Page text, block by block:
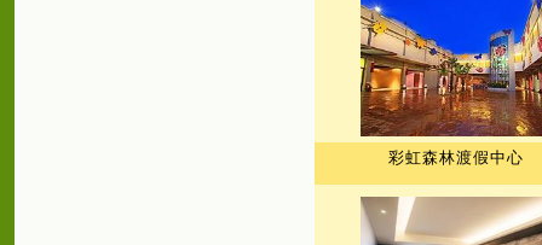
彩虹森林渡假中心